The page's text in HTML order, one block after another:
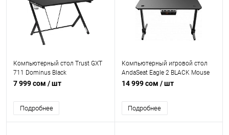
Компьютерный стол Trust GXT
711 Dominus Black
7 999 сом / шт
Подробнее
Компьютерный игровой стол
AndaSeat Eagle 2 BLACK Mouse
pad,Carbon Fiber Tabletop RGB
14 999 сом / шт
Подробнее